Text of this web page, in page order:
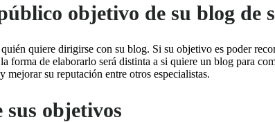
objetivo de su blog de
quiere dirigirse con su blog. Si su objetivo es poder
forma de elaborarlo será distinta a si quiere un blog para
mejorar su reputación entre otros especialistas.
objetivos